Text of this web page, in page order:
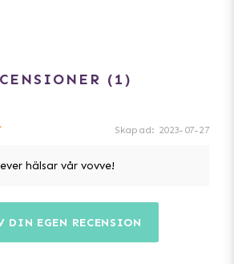
1
Skapad: 2023-07-27
hälsar vår vovve!
DIN EGEN RECENSION